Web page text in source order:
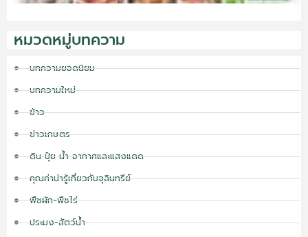
หมวดหมู่บทความ
บทความยอดนิยม
บทความใหม่
ข้าว
ข่าวเกษตร
ดิน ปุ๋ย น้ำ อากาศและแสงแดด
คุณค่าน่ารู้เกี่ยวกับจุลินทรีย์
พืชผัก-พืชไร่
ประมง-สัตว์น้ำ